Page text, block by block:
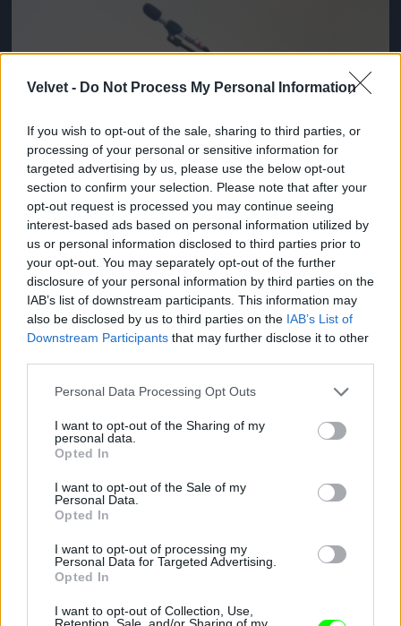
Velvet - Do Not Process My Personal Information
If you wish to opt-out of the sale, sharing to third parties, or
processing of your personal or sensitive information for
targeted advertising by us, please use the below opt-out
section to confirm your selection. Please note that after your
opt-out request is processed you may continue seeing
interest-based ads based on personal information utilized by
us or personal information disclosed to third parties prior to
your opt-out. You may separately opt-out of the further
disclosure of your personal information by third parties on the
IAB’s list of downstream participants. This information may
also be disclosed by us to third parties on the IAB’s List of
Downstream Participants that may further disclose it to other
Please note that this website/app uses one or more Google
not limited to your visit or usage behaviour. You may click to
grant or deny consent to Google and its third-party tags to
use your data for below specified purposes in below Google
consent section.
Personal Data Processing Opt Outs
I want to opt-out of the Sharing of my
personal data.
Opted In
I want to opt-out of the Sale of my
Personal Data.
Opted In
I want to opt-out of processing my
Personal Data for Targeted Advertising.
Opted In
I want to opt-out of Collection, Use,
Retention, Sale, and/or Sharing of my
Jön még kép!
Minden operatőr és fotós Damu felé fordult
Fotó: Szécsi István / Velvet #13
Jön még kép!